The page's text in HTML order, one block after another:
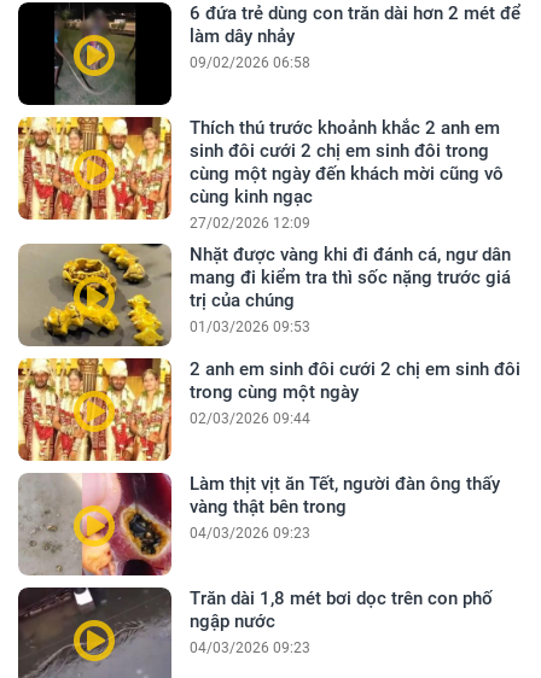
6 đứa trẻ dùng con trăn dài hơn 2 mét để
làm dây nhảy
09/02/2026 06:58
Thích thú trước khoảnh khắc 2 anh em
sinh đôi cưới 2 chị em sinh đôi trong
cùng một ngày đến khách mời cũng vô
cùng kinh ngạc
27/02/2026 12:09
Nhặt được vàng khi đi đánh cá, ngư dân
mang đi kiểm tra thì sốc nặng trước giá
trị của chúng
01/03/2026 09:53
2 anh em sinh đôi cưới 2 chị em sinh đôi
trong cùng một ngày
02/03/2026 09:44
Làm thịt vịt ăn Tết, người đàn ông thấy
vàng thật bên trong
04/03/2026 09:23
Trăn dài 1,8 mét bơi dọc trên con phố
ngập nước
04/03/2026 09:23